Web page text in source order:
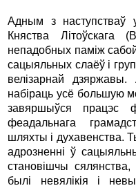
Адным з наступстваў
Княства Літоўскага
непадобных паміж
сацыяльных слаёў і
велізарнай
набіраць усё большую
завяршыўся працэс
феадальнага
шляхты і духавенства.
адрозненні ў
становішчы
былі невялікія і